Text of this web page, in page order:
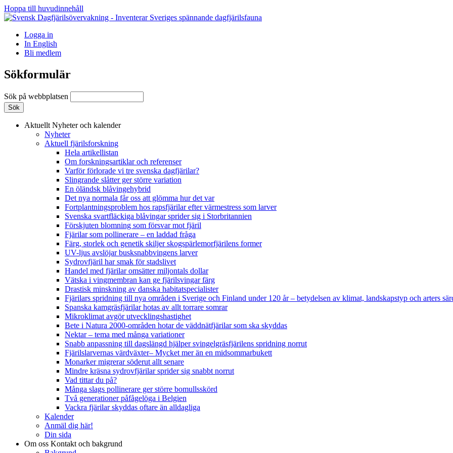
Hoppa till huvudinnehåll
Logga in
In English
Bli medlem
Sökformulär
Sök på webbplatsen
Aktuellt Nyheter och kalender
Nyheter
Aktuell fjärilsforskning
Hela artikellistan
Om forskningsartiklar och referenser
Varför förlorade vi tre svenska dagfjärilar?
Slingrande slåtter ger större variation
En öländsk blåvingehybrid
Det nya normala får oss att glömma hur det var
Fortplantningsproblem hos rapsfjärilar efter värmestress som larver
Svenska svartfläckiga blåvingar sprider sig i Storbritannien
Förskjuten blomning som försvar mot fjäril
Fjärilar som pollinerare – en laddad fråga
Färg, storlek och genetik skiljer skogspärlemorfjärilens former
UV-ljus avslöjar busksnabbvingens larver
Sydrovfjäril har smak för stadslivet
Handel med fjärilar omsätter miljontals dollar
Vätska i vingmembran kan ge fjärilsvingar färg
Drastisk minskning av danska habitatspecialister
Fjärilars spridning till nya områden i Sverige och Finland under 120 år– betydelsen av klimat, landskapstyp och arters
Spanska kamgräsfjärilar hotas av allt torrare somrar
Mikroklimat avgör utvecklingshastighet
Bete i Natura 2000-områden hotar de väddnätfjärilar som ska skyddas
Nektar – tema med många variationer
Snabb anpassning till dagslängd hjälper svingelgräsfjärilens spridning norrut
Fjärilslarvernas värdväxter– Mycket mer än en midsommarbukett
Monarker migrerar söderut allt senare
Mindre kräsna sydrovfjärilar sprider sig snabbt norrut
Vad tittar du på?
Många slags pollinerare ger större bomullsskörd
Två generationer påfågelöga i Belgien
Vackra fjärilar skyddas oftare än alldagliga
Kalender
Anmäl dig här!
Din sida
Om oss Kontakt och bakgrund